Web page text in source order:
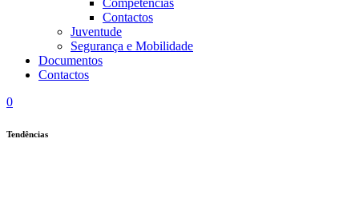
Competências
Contactos
Juventude
Segurança e Mobilidade
Documentos
Contactos
0
Tendências